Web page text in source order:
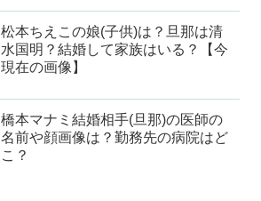
松本ちえこの娘(子供)は？旦那は清
水国明？結婚して家族はいる？【今
現在の画像】
橋本マナミ結婚相手(旦那)の医師の
名前や顔画像は？勤務先の病院はど
こ？